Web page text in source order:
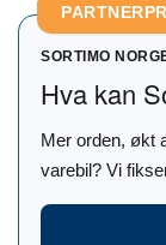
SORTIMO
Hva kan
Mer orden, økt
varebil? Vi